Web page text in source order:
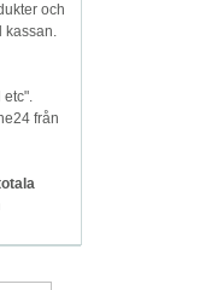
och
kassan.
etc".
från